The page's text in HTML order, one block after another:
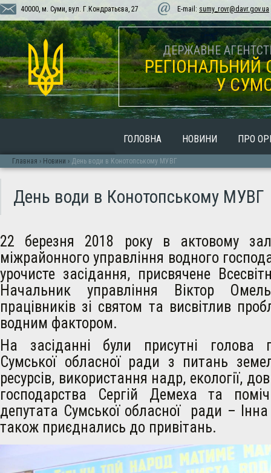
40000, м. Суми, вул. Г.Кондратьєва, 27 E-mail: sumy_rovr@davr.gov.ua
ДЕРЖАВНЕ
РЕГІОНАЛЬНИЙ
У
ГОЛОВНА НОВИНИ ПРО
Главная › Новини › День води в Конотопському МУВГ
День води в Конотопському МУВГ
22 березня 2018 року в актовому
міжрайонного управління водного
урочисте засідання, присвячене
Начальник управління Віктор
працівників зі святом та висвітлив
водним фактором.
На засіданні були присутні голова
Сумської обласної ради з питань
ресурсів, використання надр, екології,
господарства Сергій Демеха та
депутата Сумської обласної ради –
також приєднались до привітань.